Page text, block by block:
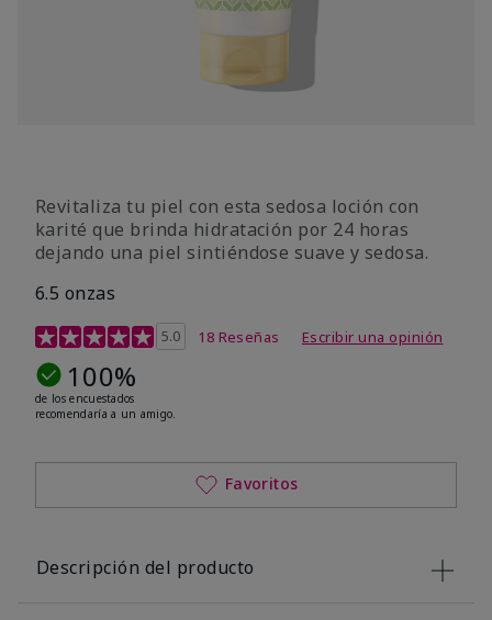
Revitaliza tu piel con esta sedosa loción con
karité que brinda hidratación por 24 horas
dejando una piel sintiéndose suave y sedosa.
6.5 onzas
Calificación de clientes de 3,3 de 5
5.0 18 Reseñas Escribir una opinión
100%
de los encuestados
recomendaría a un amigo.
Favoritos
Descripción del producto